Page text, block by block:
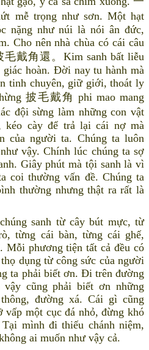
mễ trọng như sơn. Một hạt
nặng như núi là nói ân đức,
Cho nên nhà chùa có cái câu
戴角還。Kim sanh bất liễu
hoàn. Đời nay tu hành mà
tinh chuyên, giữ giới, thoát ly
披毛戴角 phi mao mang
đội sừng làm những con vật
kéo cày để trả lại cái nợ mà
của người ta. Chúng ta luôn
vậy. Chính lúc chúng ta sợ
Giây phút mà tội sanh là vì
coi thường vấn đề. Chúng ta
thường nhưng thật ra rất là
sanh từ cây bút mực, từ
từng cái bàn, từng cái ghế,
Mỗi phương tiện tất cả đều có
dụng từ công sức của người
ta phải biết ơn. Đi trên đường
vậy cũng phải biết ơn những
đường xá. Cái gì cũng
vấp một cục đá nhỏ, đừng khó
mình đi thiếu chánh niệm,
ai muốn như vậy cả.